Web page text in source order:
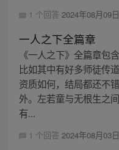
1 个回答 2024年08月09
一人之下全篇章
《一人之下》全篇章包
比如其中有好多师徒传
资质如何，结局都还不
外。左若童与无根生之
有...
1 个回答 2024年08月03